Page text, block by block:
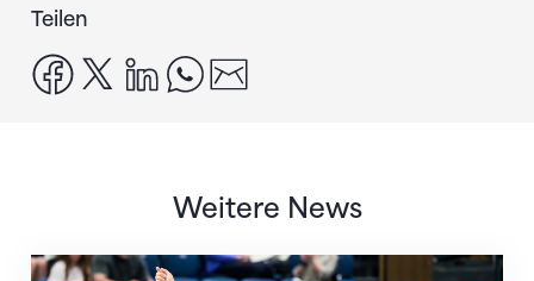
Teilen
facebook
x linkedinwhatsapp
Weitere News
Nächster Halt: Weltmeisterschaft